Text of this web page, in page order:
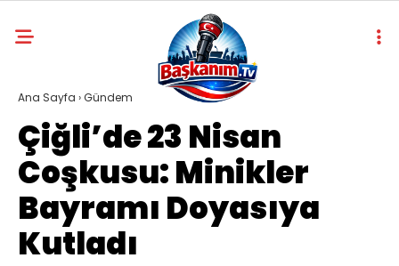
Ana Sayfa ›Gündem
Çiğli’de 23 Nisan
Coşkusu: Minikler
Bayramı Doyasıya
Kutladı